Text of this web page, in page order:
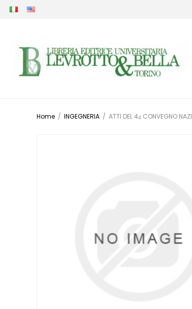
Home / INGEGNERIA / ATTI DEL 4¿ CONVEGNO